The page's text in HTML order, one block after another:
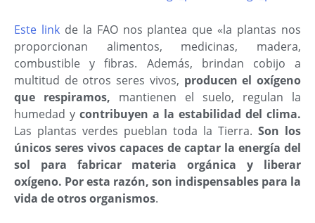
Este linkde la FAO nos plantea que «la plantas nos
proporcionan alimentos, medicinas, madera,
combustible y fibras. Además, brindan cobijo a
multitud de otros seres vivos, producen el oxígeno
que respiramos, mantienen el suelo, regulan la
humedad y contribuyen a la estabilidad del clima.
Las plantas verdes pueblan toda la Tierra. Son los
únicos seres vivos capaces de captar la energía del
sol para fabricar materia orgánica y liberar
oxígeno. Por esta razón, son indispensables para la
vida de otros organismos.